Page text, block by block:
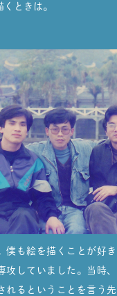
ときは。
僕も絵を描くことが好
攻していました。当時
れるということを言う